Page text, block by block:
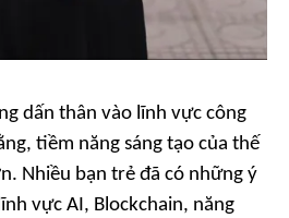
dấn thân vào lĩnh vực công
tiềm năng sáng tạo của thế
Nhiều bạn trẻ đã có những ý
vực AI, Blockchain, năng